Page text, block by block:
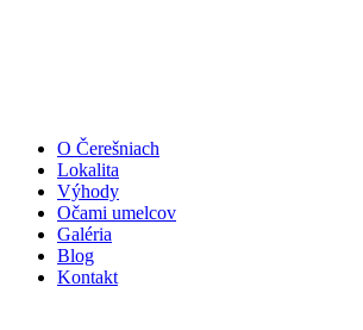
O Čerešniach
Lokalita
Výhody
Očami umelcov
Galéria
Blog
Kontakt